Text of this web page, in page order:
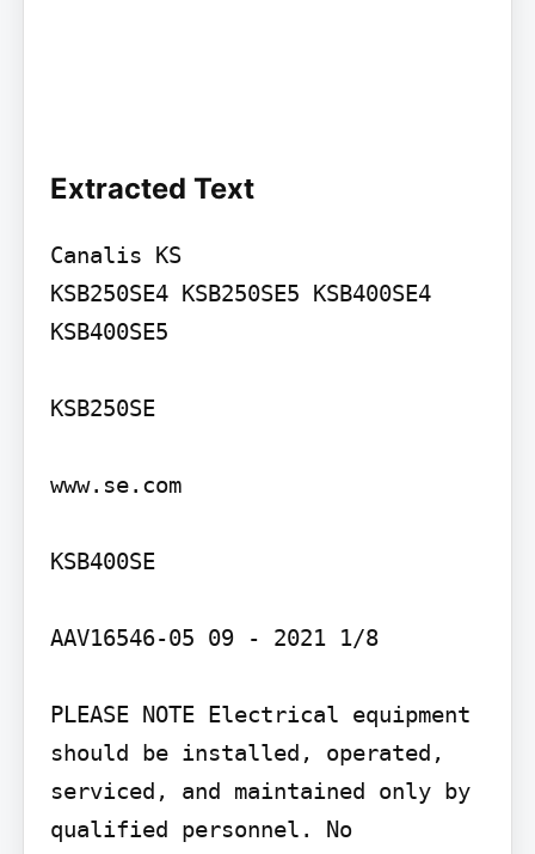
Extracted Text
Canalis KS
KSB250SE4 KSB250SE5 KSB400SE4
KSB400SE5
KSB250SE
www.se.com
KSB400SE
AAV16546-05 09 - 2021 1/8
PLEASE NOTE Electrical equipment
should be installed, operated,
serviced, and maintained only by
qualified personnel. No